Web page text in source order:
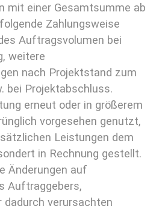
mit einer Gesamtsumme ab
Zahlungsweise
Auftragsvolumen bei
weitere
nach Projektstand zum
bei Projektabschluss.
erneut oder in größerem
vorgesehen genutzt,
Leistungen dem
in Rechnung gestellt.
Änderungen auf
Auftraggebers,
dadurch verursachten